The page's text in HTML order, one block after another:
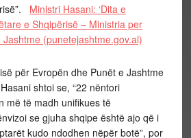
Ministri Hasani: ‘Dita e
e Shqipërisë – Ministria per
(punetejashtme.gov.al)
për Evropën dhe Punët e Jashtme
shtoi se, “22 nëntori
më të madh unifikues të
se gjuha shqipe është ajo që i
kudo ndodhen nëpër botë”, por